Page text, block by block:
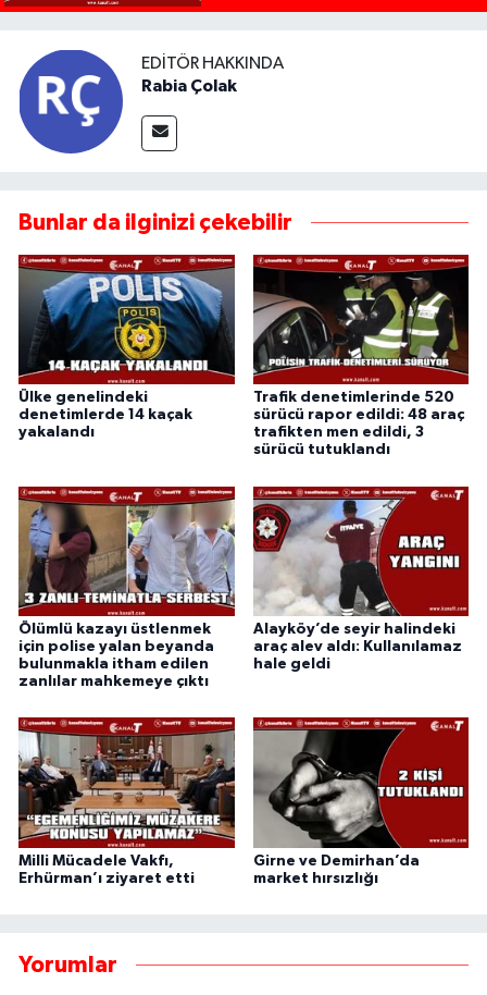
EDITÖR HAKKINDA
Rabia Çolak
Bunlar da ilginizi çekebilir
Ülke genelindeki
denetimlerde 14 kaçak
yakalandı
Trafik denetimlerinde 520
sürücü rapor edildi: 48 araç
trafikten men edildi, 3
sürücü tutuklandı
Ölümlü kazayı üstlenmek
için polise yalan beyanda
bulunmakla itham edilen
zanlılar mahkemeye çıktı
Alayköy’de seyir halindeki
araç alev aldı: Kullanılamaz
hale geldi
Milli Mücadele Vakfı,
Erhürman’ı ziyaret etti
Girne ve Demirhan’da
market hırsızlığı
Yorumlar